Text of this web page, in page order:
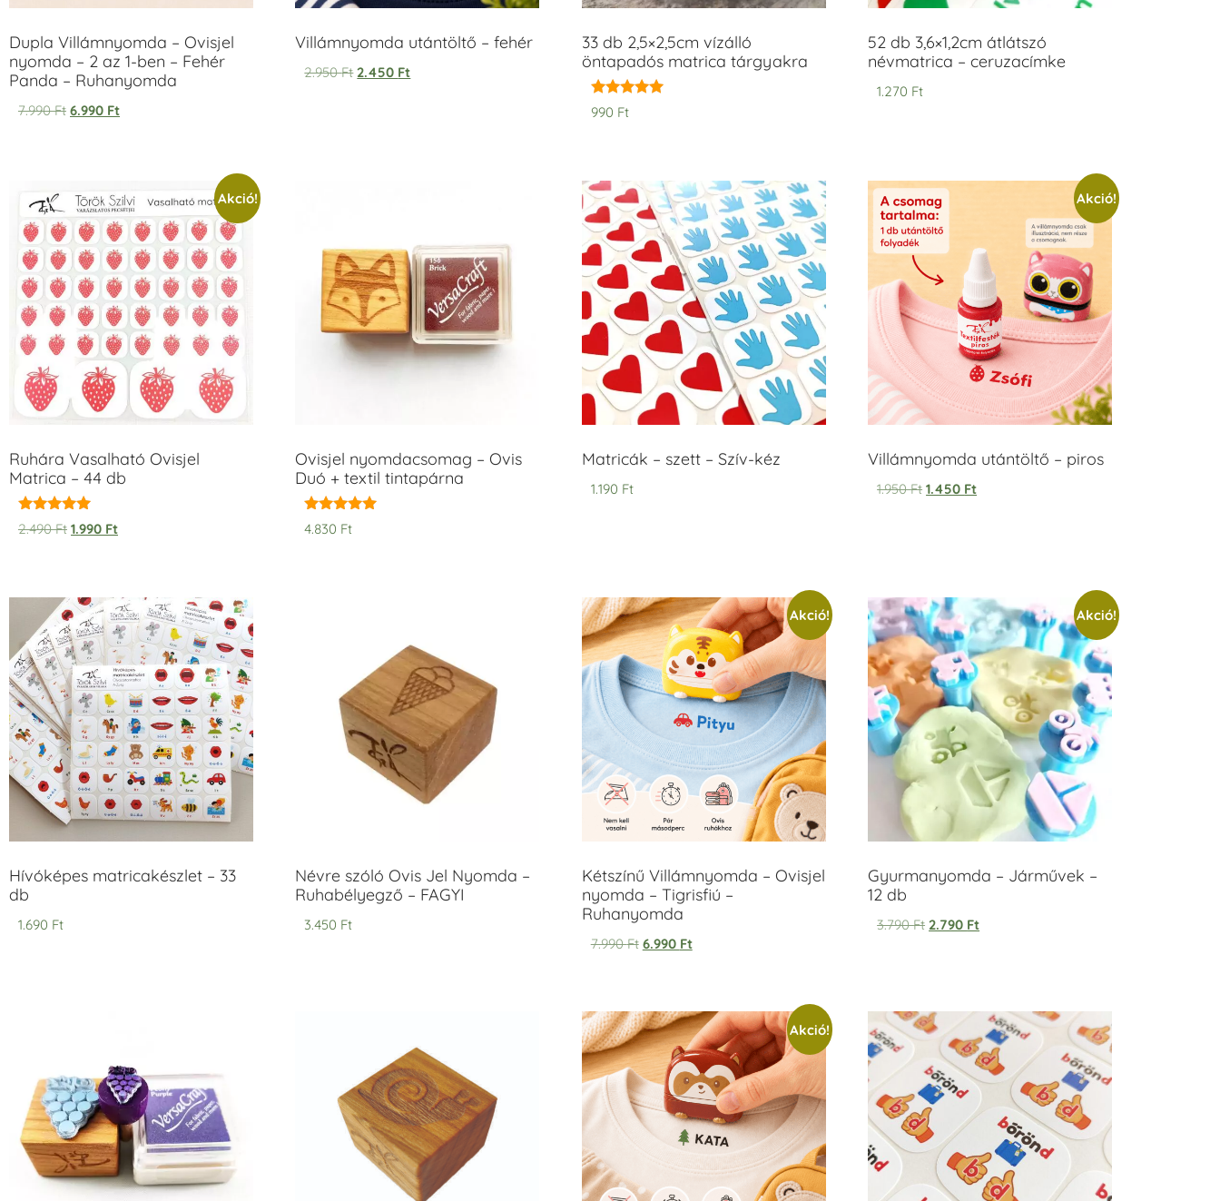
Dupla Villámnyomda – Ovisjel
nyomda – 2 az 1-ben – Fehér
Panda – Ruhanyomda
7.990Ft 6.990 Ft
Villámnyomda utántöltő – fehér
2.950Ft 2.450 Ft
33 db 2,5×2,5cm vízálló
öntapadós matrica tárgyakra
Értékelés:
5.00
990 Ft
52 db 3,6×1,2cm átlátszó
névmatrica – ceruzacímke
1.270 Ft
Akció!
Ruhára Vasalható Ovisjel
Matrica – 44 db
Értékelés:
5.00
2.490Ft 1.990 Ft
Ovisjel nyomdacsomag – Ovis
Duó + textil tintapárna
Értékelés:
5.00
4.830 Ft
Matricák – szett – Szív-kéz
1.190 Ft
Akció!
Villámnyomda utántöltő – piros
1.950Ft 1.450 Ft
Hívóképes matricakészlet – 33
db
1.690 Ft
Névre szóló Ovis Jel Nyomda –
Ruhabélyegző – FAGYI
3.450 Ft
Akció!
Kétszínű Villámnyomda – Ovisjel
nyomda – Tigrisfiú –
Ruhanyomda
7.990Ft 6.990 Ft
Akció!
Gyurmanyomda – Járművek –
12 db
3.790Ft 2.790 Ft
Akció!